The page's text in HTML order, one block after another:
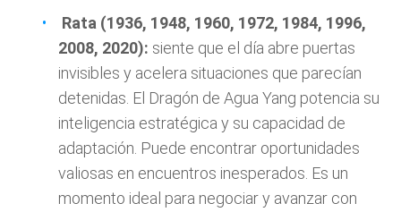
Rata (1936, 1948, 1960, 1972, 1984, 1996,
2008, 2020): siente que el día abre puertas
invisibles y acelera situaciones que parecían
detenidas. El Dragón de Agua Yang potencia su
inteligencia estratégica y su capacidad de
adaptación. Puede encontrar oportunidades
valiosas en encuentros inesperados. Es un
momento ideal para negociar y avanzar con